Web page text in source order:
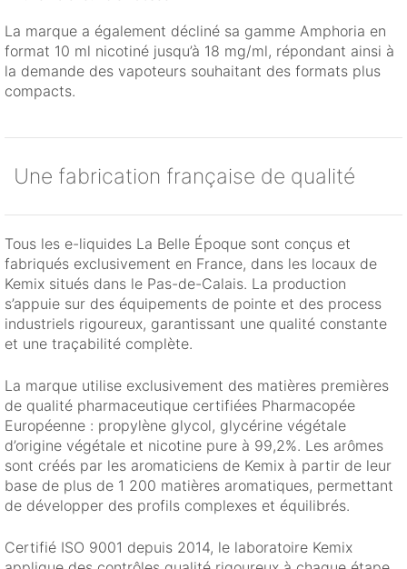
La marque a également décliné sa gamme Amphoria en
format 10 ml nicotiné jusqu’à 18 mg/ml, répondant ainsi à
la demande des vapoteurs souhaitant des formats plus
compacts.
Une fabrication française de qualité
Tous les e-liquides La Belle Époque sont conçus et
fabriqués exclusivement en France, dans les locaux de
Kemix situés dans le Pas-de-Calais. La production
s’appuie sur des équipements de pointe et des process
industriels rigoureux, garantissant une qualité constante
et une traçabilité complète.
La marque utilise exclusivement des matières premières
de qualité pharmaceutique certifiées Pharmacopée
Européenne : propylène glycol, glycérine végétale
d’origine végétale et nicotine pure à 99,2%. Les arômes
sont créés par les aromaticiens de Kemix à partir de leur
base de plus de 1 200 matières aromatiques, permettant
de développer des profils complexes et équilibrés.
Certifié ISO 9001 depuis 2014, le laboratoire Kemix